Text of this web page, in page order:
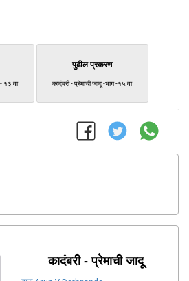
जादू भाग - १३ वा
पुढील प्रकरण
कादंबरी - प्रेमाची जादू -भाग -१५ वा
कादंबरी - प्रेमाची जादू